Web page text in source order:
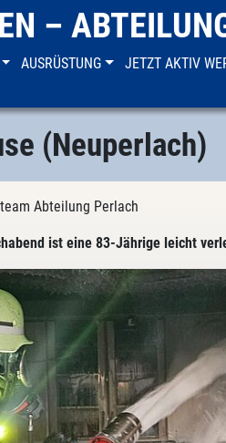
–
AUSRÜSTUNG JETZT AKTIV
(Neuperlach)
Abteilung Perlach
ist eine 83-Jährige leicht